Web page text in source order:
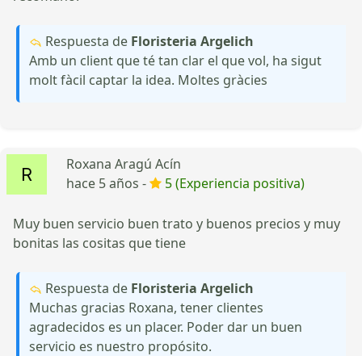
Respuesta de Floristeria Argelich
Amb un client que té tan clar el que vol, ha sigut
molt fàcil captar la idea. Moltes gràcies
Roxana Aragú Acín
hace 5 años -
5 (Experiencia positiva)
Muy buen servicio buen trato y buenos precios y muy
bonitas las cositas que tiene
Respuesta de Floristeria Argelich
Muchas gracias Roxana, tener clientes
agradecidos es un placer. Poder dar un buen
servicio es nuestro propósito.